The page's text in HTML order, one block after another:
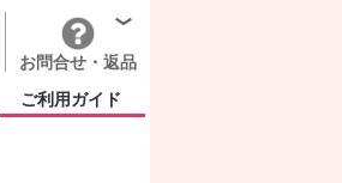
お問合せ・返品
ご利用ガイド